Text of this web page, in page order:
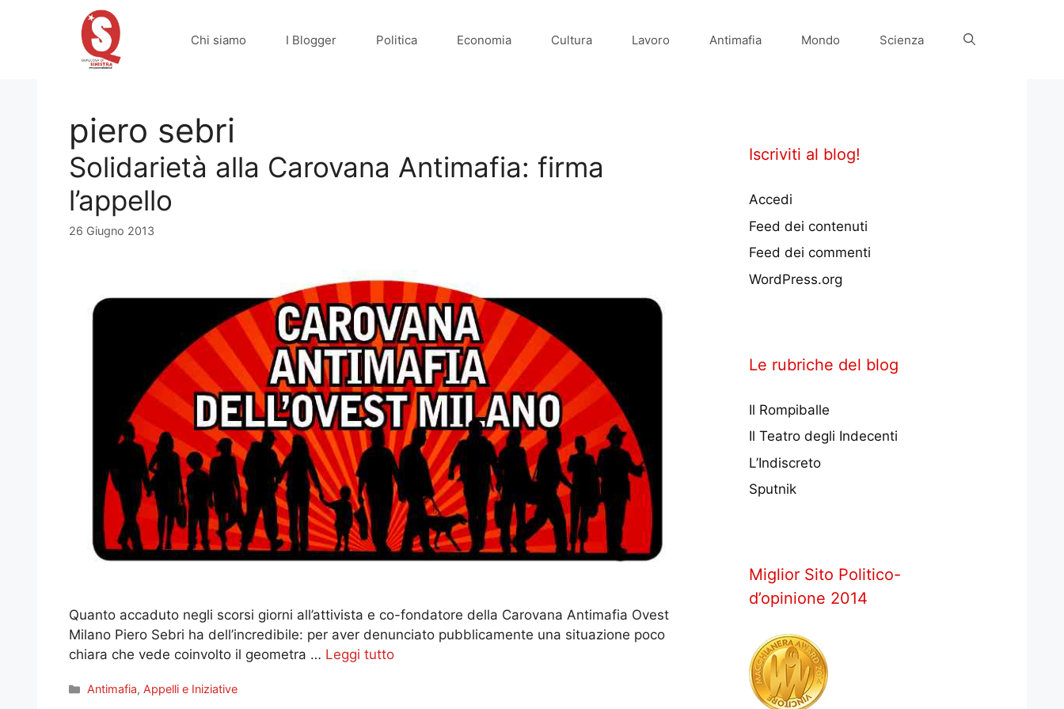
Chi siamo I Blogger Politica Economia Cultura Lavoro Antimafia Mondo Scienza
piero sebri
Solidarietà alla Carovana Antimafia: firma
l’appello
26 Giugno 2013
Quanto accaduto negli scorsi giorni all’attivista e co-fondatore della Carovana Antimafia Ovest
Milano Piero Sebri ha dell’incredibile: per aver denunciato pubblicamente una situazione poco
chiara che vede coinvolto il geometra … Leggi tutto
Categorie
Antimafia, Appelli e Iniziative
Iscriviti al blog!
Accedi
Feed dei contenuti
Feed dei commenti
WordPress.org
Le rubriche del blog
Il Rompiballe
Il Teatro degli Indecenti
L’Indiscreto
Sputnik
Miglior Sito Politico-
d’opinione 2014